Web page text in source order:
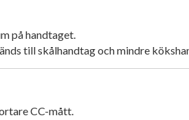
på handtaget.
till skålhandtag och mindre
CC-mått.